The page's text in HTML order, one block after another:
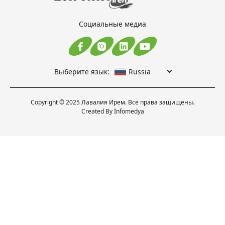
Социальные медиа
Выберите язык: Russia
Copyright © 2025 Лавалия Ирем. Все права защищены.
Created Byİnfomedya